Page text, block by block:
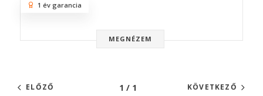
MEGNÉZEM
1 év garancia
ELŐZŐ 1 / 1 KÖVETKEZŐ